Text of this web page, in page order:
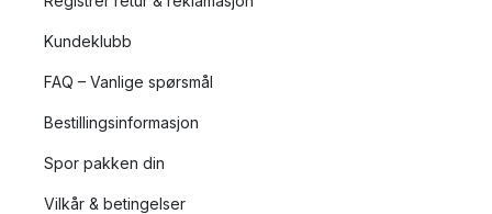
Kundeklubb
FAQ – Vanlige spørsmål
Bestillingsinformasjon
Spor pakken din
Vilkår & betingelser